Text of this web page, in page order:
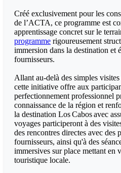
Créé exclusivement pour les
de l’ACTA, ce programme est
apprentissage concret sur le
programme rigoureusement
immersion dans la destination et
fournisseurs.
Allant au-delà des simples
cette initiative offre aux
perfectionnement professionnel
connaissance de la région et
la destination Los Cabos avec
voyages participeront à des
des rencontres directes avec des
fournisseurs, ainsi qu'à des
immersives sur place mettant en
touristique locale.